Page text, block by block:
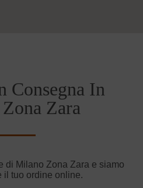
Consegna In
Zara
di Milano Zona Zara e siamo
il tuo ordine online.